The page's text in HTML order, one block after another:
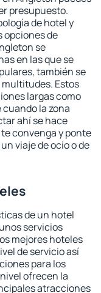
presupuesto.
de hotel y
opciones de
se
en las que se
también se
Estos
largas como
la zona
ahí se hace
convenga y ponte
viaje de ocio o de
de un hotel
servicios
mejores hoteles
de servicio así
para los
ofrecen la
atracciones